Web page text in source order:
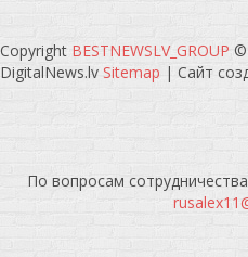
Copyright BESTNEWSLV_GROUP ©
DigitalNews.lv Sitemap | Сайт
По вопросам